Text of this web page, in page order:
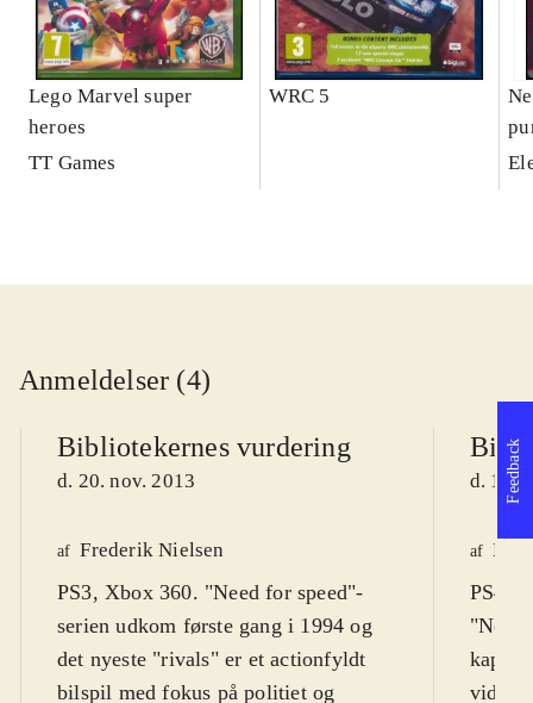
Lego Marvel super
heroes
TT Games
WRC 5
Anmeldelser (4)
Bibliotekernes vurdering
d. 20. nov. 2013
af Frederik Nielsen
PS3, Xbox 360. "Need for speed"-
serien udkom første gang i 1994 og
det nyeste "rivals" er et actionfyldt
bilspil med fokus på politiet og
d. 17.
af
PS4,
"Need
videre
Feedback